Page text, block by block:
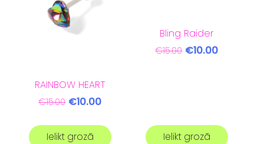
RAINBOW HEART
€15.00 €10.00
Ielikt grozā
Bling Raider
€15.00 €10.00
Ielikt grozā